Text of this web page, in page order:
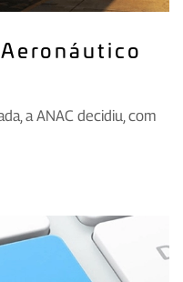
a ANAC decidiu, com